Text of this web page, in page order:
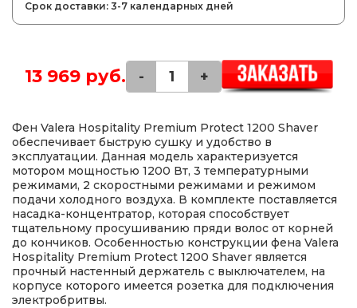
Срок доставки: 3-7 календарных дней
13 969 руб. - +
Фен Valera Hospitality Premium Protect 1200 Shaver
обеспечивает быструю сушку и удобство в
эксплуатации. Данная модель характеризуется
мотором мощностью 1200 Вт, 3 температурными
режимами, 2 скоростными режимами и режимом
подачи холодного воздуха. В комплекте поставляется
насадка-концентратор, которая способствует
тщательному просушиванию пряди волос от корней
до кончиков. Особенностью конструкции фена Valera
Hospitality Premium Protect 1200 Shaver является
прочный настенный держатель с выключателем, на
корпусе которого имеется розетка для подключения
электробритвы.